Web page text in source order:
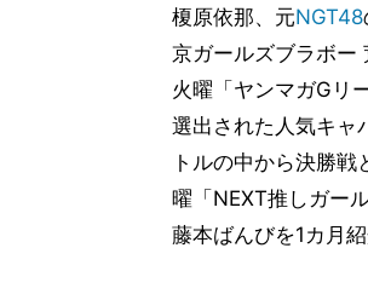
榎原依那、元NGT48
京ガールズブラボー
火曜「ヤンマガGリ
選出された人気キャ
トルの中から決勝
曜「NEXT推しガー
藤本ばんびを1カ月紹